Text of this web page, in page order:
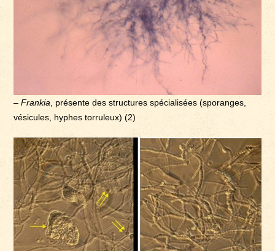
–Frankia , présente des structures spécialisées (sporanges,
vésicules, hyphes torruleux) (2)